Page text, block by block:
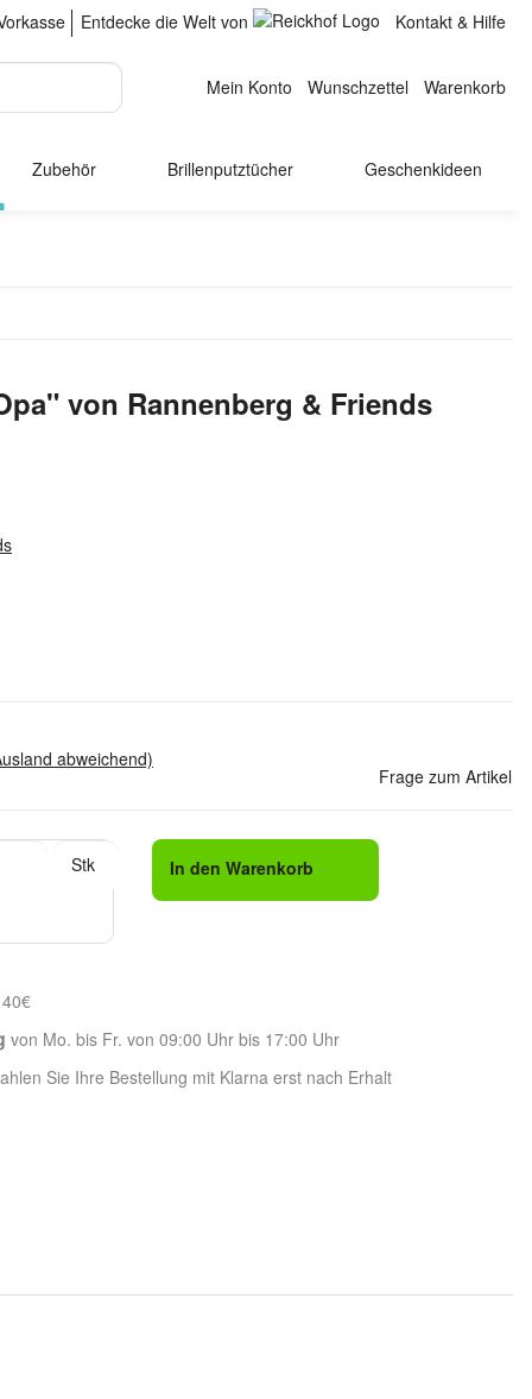
Kontakt & Hilfe
Entdecke die Welt von
Mein Konto Wunschzettel Warenkorb
Zubehör Brillenputztücher Geschenkideen
von Rannenberg & Friends
abweichend)
Frage zum Artikel
Stk In den Warenkorb
von Mo. bis Fr. von 09:00 Uhr bis 17:00 Uhr
Sie Ihre Bestellung mit Klarna erst nach Erhalt